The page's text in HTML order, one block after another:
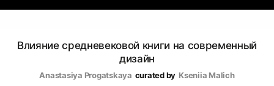
Влияние средневековой книги на современный
дизайн
Anastasiya Progatskaya curated by Kseniia Malich